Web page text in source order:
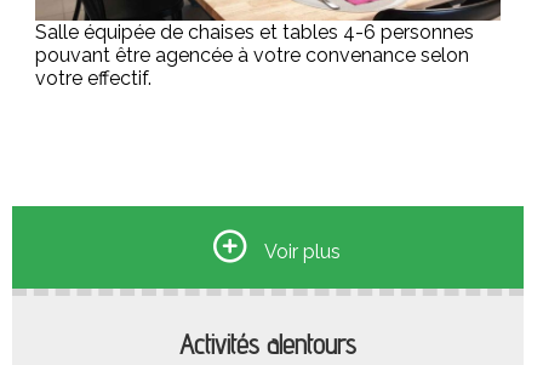
Salle équipée de chaises et tables 4-6 personnes
pouvant être agencée à votre convenance selon
votre effectif.
Coté sud-est du gîte, terrasse spacieuse de 90 m²
entièrement aménagée en rez de chaussée.
Toit terrasse du gite de façon à se prélasser sur les
Bibliothèque
Voir plus
Activités alentours